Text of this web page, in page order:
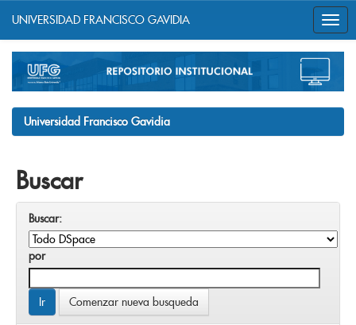
navigation
UNIVERSIDAD FRANCISCO GAVIDIA
Universidad Francisco Gavidia
Buscar
Buscar:
por
Comenzar nueva busqueda